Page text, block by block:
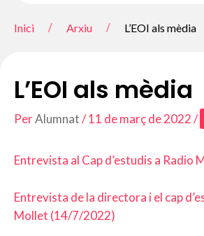
Inici Arxiu L’EOI als mèdia
L’EOI als mèdia
PerAlumnat/11 de març de 2022/
Entrevista al Cap d’estudis a Radio
Entrevista de la directora i el cap
Mollet (14/7/2022)